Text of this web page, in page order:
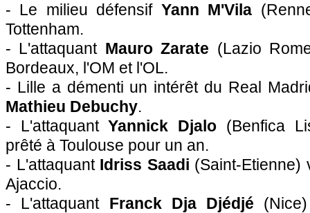
- Le milieu défensif Yann M'Vila (
Tottenham.
- L'attaquant Mauro Zarate (Lazio
Bordeaux, l'OM et l'OL.
- Lille a démenti un intérêt du Real
Mathieu Debuchy.
- L'attaquantYannick Djalo (Benfica
prêté à Toulouse pour un an.
- L'attaquant Idriss Saadi (Saint-Etienne)
Ajaccio.
- L'attaquant Franck Dja Djédjé (Nice